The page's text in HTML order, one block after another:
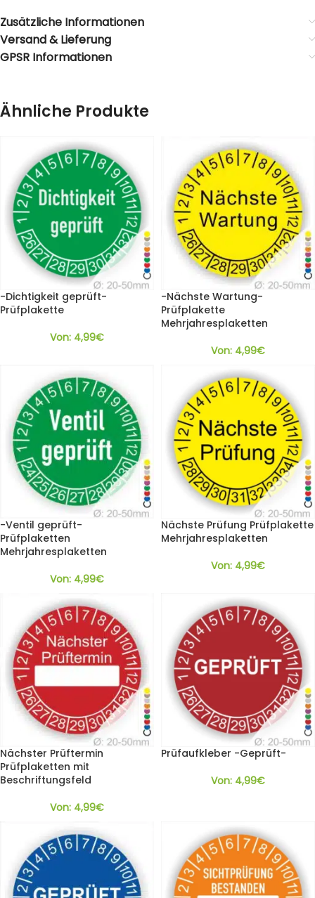
Zusätzliche Informationen
Versand & Lieferung
GPSR Informationen
Ähnliche Produkte
-Dichtigkeit geprüft-
Prüfplakette
Von: 4,99€
-Nächste Wartung-
Prüfplakette
Mehrjahresplaketten
Von: 4,99€
-Ventil geprüft-
Prüfplaketten
Mehrjahresplaketten
Von: 4,99€
Nächste Prüfung Prüfplakette
Mehrjahresplaketten
Von: 4,99€
Nächster Prüftermin
Prüfplaketten mit
Beschriftungsfeld
Von: 4,99€
Prüfaufkleber -Geprüft-
Von: 4,99€